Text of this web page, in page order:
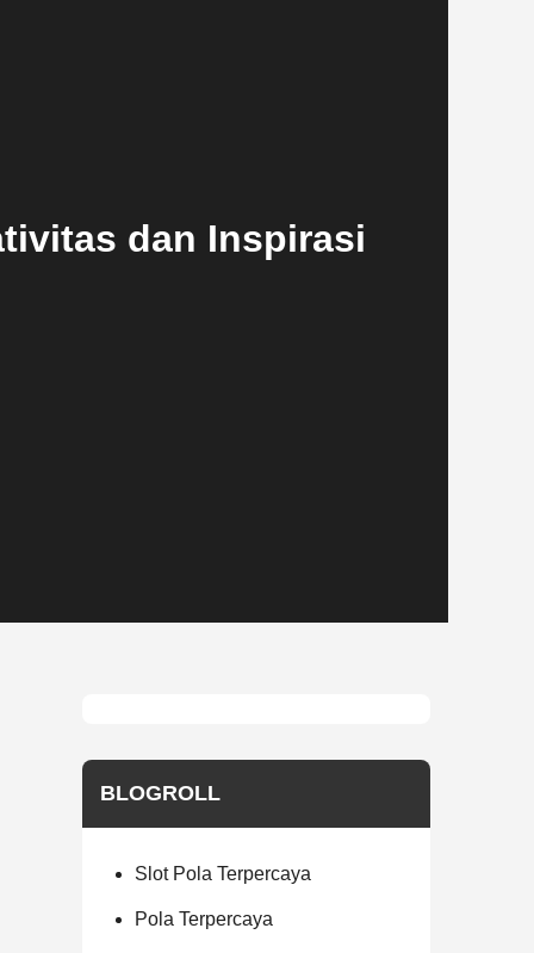
dan Inspirasi
BLOGROLL
Slot Pola Terpercaya
Pola Terpercaya